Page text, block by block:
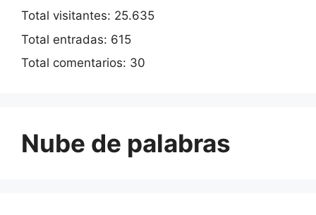
Total visitantes: 25.635
Total entradas: 615
Total comentarios: 30
Nube de palabras